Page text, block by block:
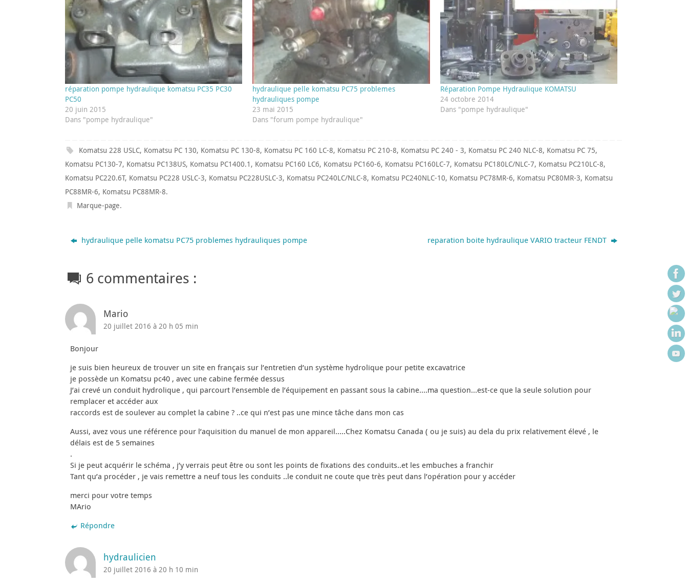
réparation pompe hydraulique komatsu PC35 PC30
PC50
20 juin 2015
Dans "pompe hydraulique"
hydraulique pelle komatsu PC75 problemes
hydrauliques pompe
23 mai 2015
Dans "forum pompe hydraulique"
Réparation Pompe Hydraulique KOMATSU
24 octobre 2014
Dans "pompe hydraulique"
Komatsu 228 USLC, Komatsu PC 130, Komatsu PC 130-8, Komatsu PC 160 LC-8, Komatsu PC 210-8, Komatsu PC 240 - 3, Komatsu PC 240 NLC-8, Komatsu PC 75,
Komatsu PC130-7, Komatsu PC138US, Komatsu PC1400.1 , Komatsu PC160 LC6, Komatsu PC160-6, Komatsu PC160LC-7, Komatsu PC180LC/NLC-7, Komatsu PC210LC-8,
Komatsu PC220.6T, Komatsu PC228 USLC-3, Komatsu PC228USLC-3, Komatsu PC240LC/NLC-8, Komatsu PC240NLC-10, Komatsu PC78MR-6, Komatsu PC80MR-3, Komatsu
PC88MR-6, Komatsu PC88MR-8.
Marque-page.
hydraulique pelle komatsu PC75 problemes hydrauliques pompe reparation boite hydraulique VARIO tracteur FENDT
6 commentaires :
Mario
20 juillet 2016 à 20 h 05 min
Bonjour
je suis bien heureux de trouver un site en français sur l’entretien d’un système hydrolique pour petite excavatrice
je possède un Komatsu pc40 , avec une cabine fermée dessus
J’ai crevé un conduit hydrolique , qui parcourt l’ensemble de l’équipement en passant sous la cabine….ma question…est-ce que la seule solution pour
remplacer et accéder aux
raccords est de soulever au complet la cabine ? ..ce qui n’est pas une mince tâche dans mon cas
Aussi, avez vous une référence pour l’aquisition du manuel de mon appareil…..Chez Komatsu Canada ( ou je suis) au dela du prix relativement élevé , le
délais est de 5 semaines
.
Si je peut acquérir le schéma , j’y verrais peut être ou sont les points de fixations des conduits..et les embuches a franchir
Tant qu’a procéder , je vais remettre a neuf tous les conduits ..le conduit ne coute que très peut dans l’opération pour y accéder
merci pour votre temps
MArio
Répondre
hydraulicien
20 juillet 2016 à 20 h 10 min